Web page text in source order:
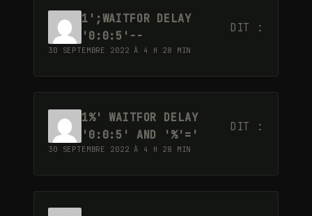
1';WAITFOR DELAY
'0:0:5'--
DIT :
30 SEPTEMBRE 2022 À 4 H 28 MIN
1%' WAITFOR DELAY
'0:0:5' AND '%'='
DIT :
30 SEPTEMBRE 2022 À 4 H 28 MIN